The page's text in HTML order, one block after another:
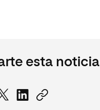
esta noticia